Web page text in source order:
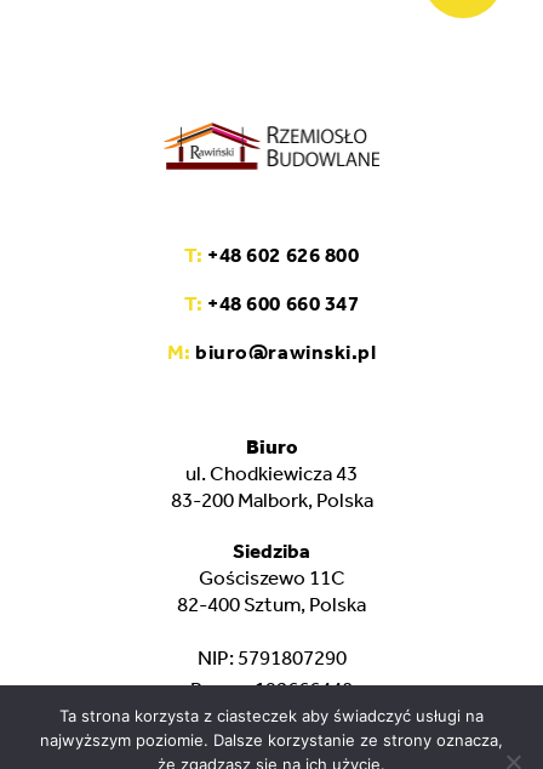
T: +48 602 626 800
T: +48 600 660 347
M: biuro@rawinski.pl
Biuro
ul. Chodkiewicza 43
83-200 Malbork, Polska
Siedziba
Gościszewo 11C
82-400 Sztum, Polska
NIP: 5791807290
Regon: 192666448
Ta strona korzysta z ciasteczek aby świadczyć usługi na
najwyższym poziomie. Dalsze korzystanie ze strony oznacza,
że zgadzasz się na ich użycie.